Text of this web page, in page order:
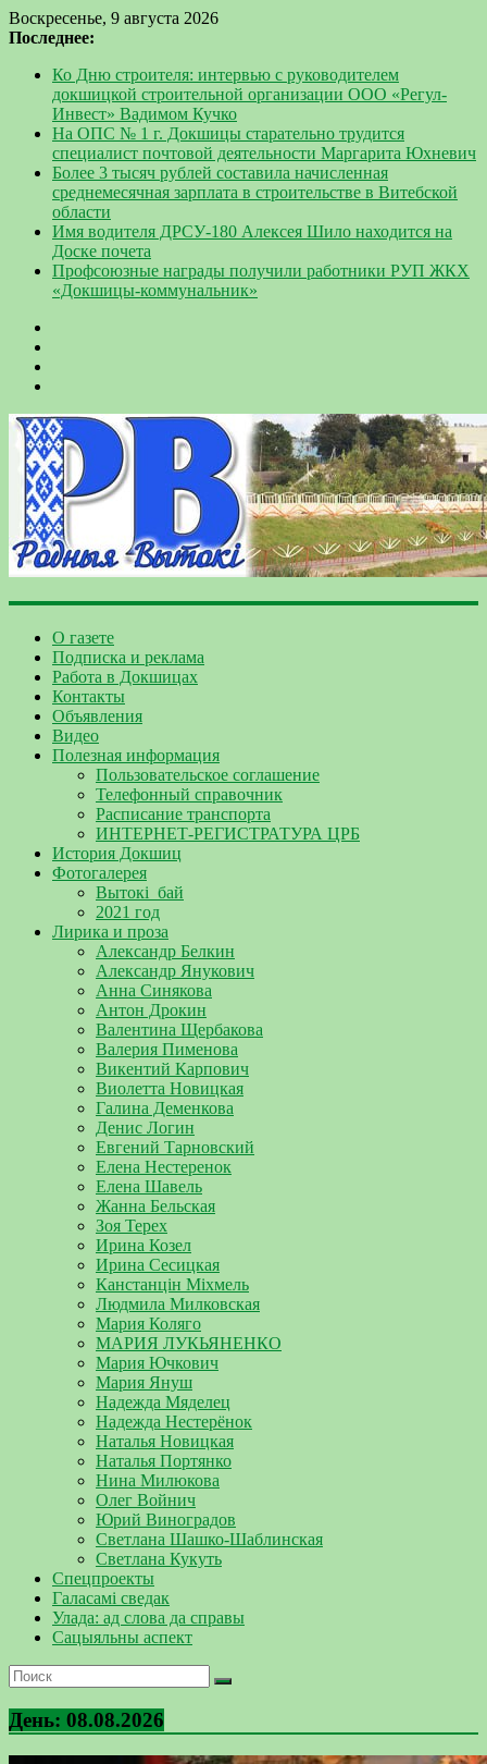
Воскресенье, 9 августа 2026
Последнее:
Ко Дню строителя: интервью с руководителем
докшицкой строительной организации ООО «Регул-
Инвест» Вадимом Кучко
На ОПС № 1 г. Докшицы старательно трудится
специалист почтовой деятельности Маргарита Юхневич
Более 3 тысяч рублей составила начисленная
среднемесячная зарплата в строительстве в Витебской
области
Имя водителя ДРСУ-180 Алексея Шило находится на
Доске почета
Профсоюзные награды получили работники РУП ЖКХ
«Докшицы-коммунальник»
О газете
Подписка и реклама
Работа в Докшицах
Контакты
Объявления
Видео
Полезная информация
Пользовательское соглашение
Телефонный справочник
Расписание транспорта
ИНТЕРНЕТ-РЕГИСТРАТУРА ЦРБ
История Докшиц
Фотогалерея
Вытокі_бай
2021 год
Лирика и проза
Александр Белкин
Александр Янукович
Анна Синякова
Антон Дрокин
Валентина Щербакова
Валерия Пименова
Викентий Карпович
Виолетта Новицкая
Галина Деменкова
Денис Логин
Евгений Тарновский
Елена Нестеренок
Елена Шавель
Жанна Бельская
Зоя Терех
Ирина Козел
Ирина Сесицкая
Канстанцін Міхмель
Людмила Милковская
Мария Коляго
МАРИЯ ЛУКЬЯНЕНКО
Мария Ючкович
Мария Януш
Надежда Мяделец
Надежда Нестерёнок
Наталья Новицкая
Наталья Портянко
Нина Милюкова
Олег Войнич
Юрий Виноградов
Светлана Шашко-Шаблинская
Светлана Кукуть
Спецпроекты
Галасамі сведак
Улада: ад слова да справы
Сацыяльны аспект
День: 08.08.2026